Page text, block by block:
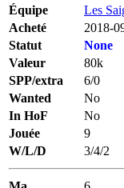
Équipe
Les
Acheté
2018-
Statut
None
Valeur
80k
SPP/extra
6/0
Wanted
No
In HoF
No
Jouée
9
W/L/D
3/4/2